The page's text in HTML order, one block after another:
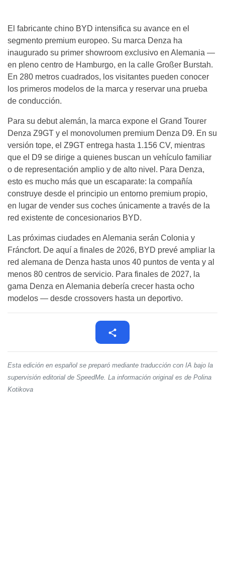
El fabricante chino BYD intensifica su avance en el
segmento premium europeo. Su marca Denza ha
inaugurado su primer showroom exclusivo en Alemania —
en pleno centro de Hamburgo, en la calle Großer Burstah.
En 280 metros cuadrados, los visitantes pueden conocer
los primeros modelos de la marca y reservar una prueba
de conducción.
Para su debut alemán, la marca expone el Grand Tourer
Denza Z9GT y el monovolumen premium Denza D9. En su
versión tope, el Z9GT entrega hasta 1.156 CV, mientras
que el D9 se dirige a quienes buscan un vehículo familiar
o de representación amplio y de alto nivel. Para Denza,
esto es mucho más que un escaparate: la compañía
construye desde el principio un entorno premium propio,
en lugar de vender sus coches únicamente a través de la
red existente de concesionarios BYD.
Las próximas ciudades en Alemania serán Colonia y
Fráncfort. De aquí a finales de 2026, BYD prevé ampliar la
red alemana de Denza hasta unos 40 puntos de venta y al
menos 80 centros de servicio. Para finales de 2027, la
gama Denza en Alemania debería crecer hasta ocho
modelos — desde crossovers hasta un deportivo.
Esta edición en español se preparó mediante traducción con IA bajo la
supervisión editorial de SpeedMe. La información original es de Polina
Kotikova